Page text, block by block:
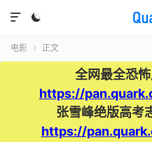


电影  正文
全网最全恐怖
https://
张雪峰绝版高考
https://